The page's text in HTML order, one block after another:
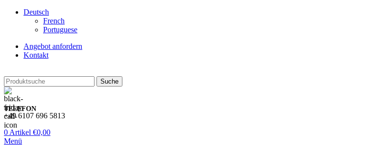
Deutsch
French
Portuguese
Angebot anfordern
Kontakt
Suche
TELEFON
+49 6107 696 5813
0 Artikel €0,00
Menü